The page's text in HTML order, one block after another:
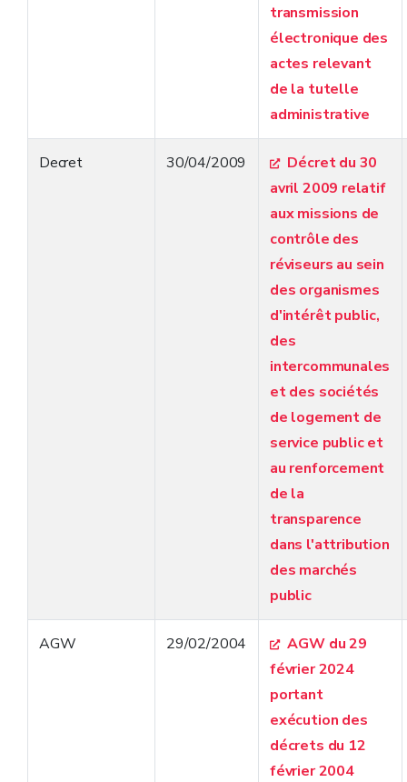
transmission
électronique des
actes relevant
de la tutelle
administrative
Decret 30/04/2009
Décret du 30
avril 2009 relatif
aux missions de
contrôle des
réviseurs au sein
des organismes
d'intérêt public,
des
intercommunales
et des sociétés
de logement de
service public et
au renforcement
de la
transparence
dans l'attribution
des marchés
public
AGW 29/02/2004
AGW du 29
février 2024
portant
exécution des
décrets du 12
février 2004